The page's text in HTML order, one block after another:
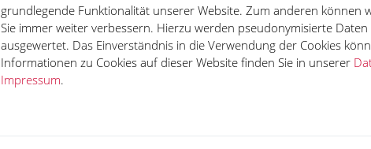
grundlegende Funktionalität unserer Website. Zum anderen können
Sie immer weiter verbessern. Hierzu werden pseudonymisierte
ausgewertet. Das Einverständnis in die Verwendung der Cookies
Informationen zu Cookies auf dieser Website finden Sie in unserer
Impressum.